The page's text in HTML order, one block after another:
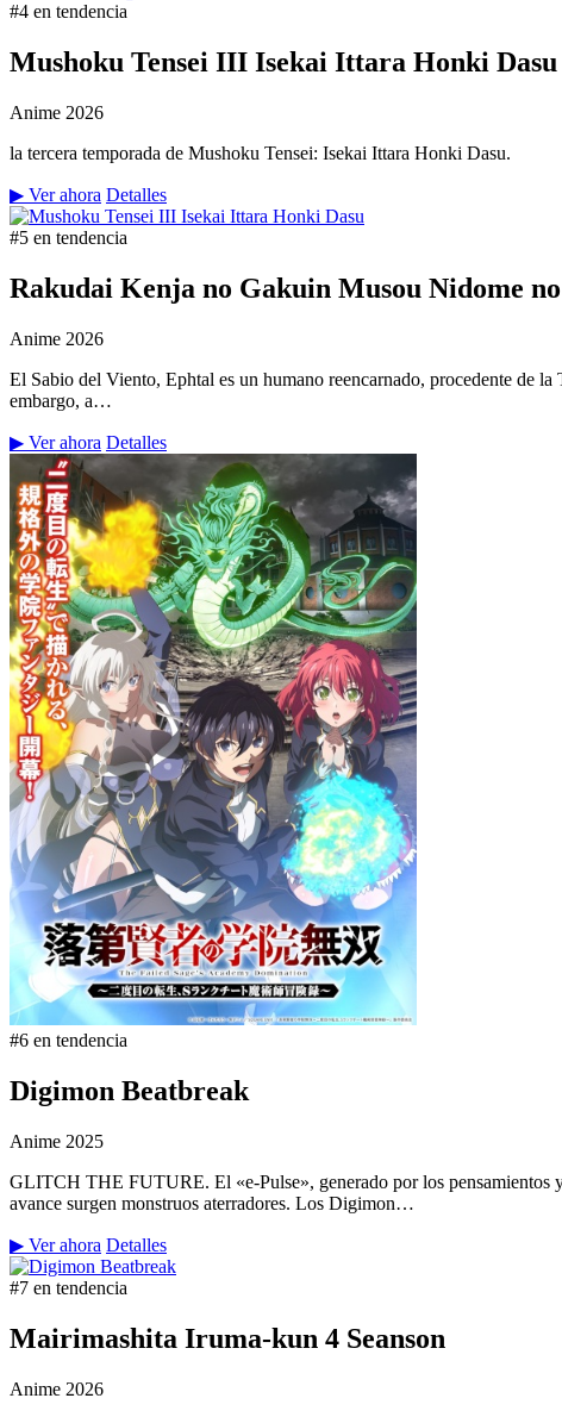
#4 en tendencia
Mushoku Tensei III Isekai Ittara Honki Dasu
Anime 2026
la tercera temporada de Mushoku Tensei: Isekai Ittara Honki Dasu.
▶ Ver ahora Detalles
#5 en tendencia
Rakudai Kenja no Gakuin Musou Nidome
Anime 2026
El Sabio del Viento, Ephtal es un humano reencarnado, procedente de
embargo, a…
▶ Ver ahora Detalles
#6 en tendencia
Digimon Beatbreak
Anime 2025
GLITCH THE FUTURE. El «e-Pulse», generado por los pensamientos
avance surgen monstruos aterradores. Los Digimon…
▶ Ver ahora Detalles
#7 en tendencia
Mairimashita Iruma-kun 4 Seanson
Anime 2026